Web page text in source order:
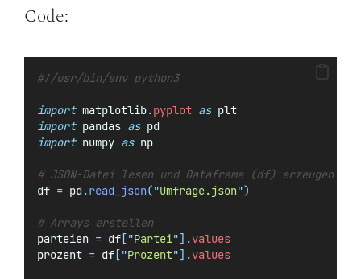
Code:
#!/usr/bin/env python3
import matplotlib.pyplot as plt
import pandas as pd
import numpy as np
# JSON-Datei lesen und Dataframe (df) erzeugen
df = pd.read_json("Umfrage.json")
# Arrays erstellen
parteien = df [ "Partei"].values
prozent = df [ "Prozent"].values